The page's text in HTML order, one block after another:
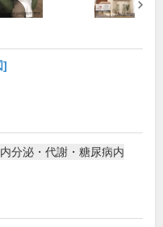
]
内分泌・代謝・糖尿病内